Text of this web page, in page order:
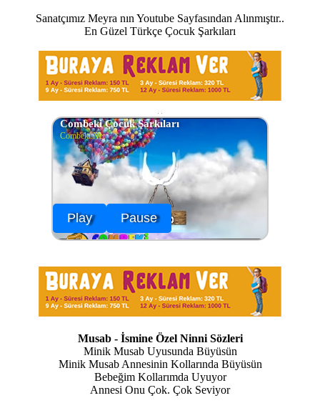
Sanatçımız Meyra nın Youtube Sayfasından Alınmıştır..
En Güzel Türkçe Çocuk Şarkıları
Combeki Çocuk Şarkıları
Combeki.Net
Play Pause
Musab - İsmine Özel Ninni Sözleri
Minik Musab Uyusunda Büyüsün
Minik Musab Annesinin Kollarında Büyüsün
Bebeğim Kollarımda Uyuyor
Annesi Onu Çok. Çok Seviyor